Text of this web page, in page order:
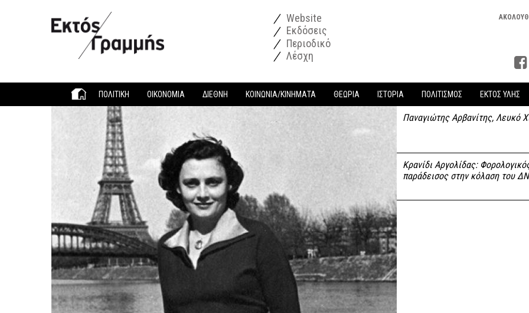
Website
Εκδόσεις
Περιοδικό
Λέσχη
ΠΟΛΙΤΙΚΗ ΟΙΚΟΝΟΜΙΑ ΔΙΕΘΝΗ ΚΟΙΝΩΝΙΑ/ΚΙΝΗΜΑΤΑ ΘΕΩΡΙΑ ΙΣΤΟΡΙΑ ΠΟΛΙΤΙΣΜΟΣ ΕΚΤΟΣ ΥΛΗΣ
Παναγιώτης Αρβανίτης, Λευκό
Κρανίδι Αργολίδας:
παράδεισος στην κόλαση του